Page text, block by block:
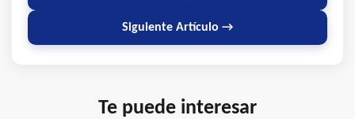
Siguiente Artículo →
Te puede interesar